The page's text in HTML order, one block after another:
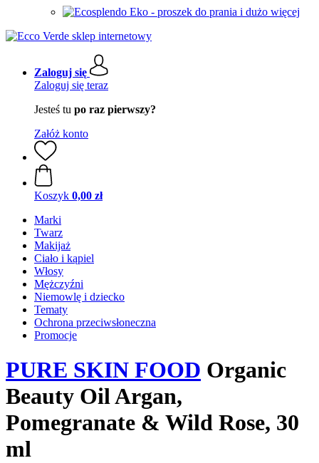
Eko - proszek do prania i dużo więcej
Zaloguj się
Zaloguj się teraz
Jesteś tu po raz pierwszy?
Załóż konto
Koszyk 0,00 zł
Marki
Twarz
Makijaż
Ciało i kąpiel
Włosy
Mężczyźni
Niemowlę i dziecko
Tematy
Ochrona przeciwsłoneczna
Promocje
PURE SKIN FOOD Organic
Beauty Oil Argan,
Pomegranate & Wild Rose, 30
ml